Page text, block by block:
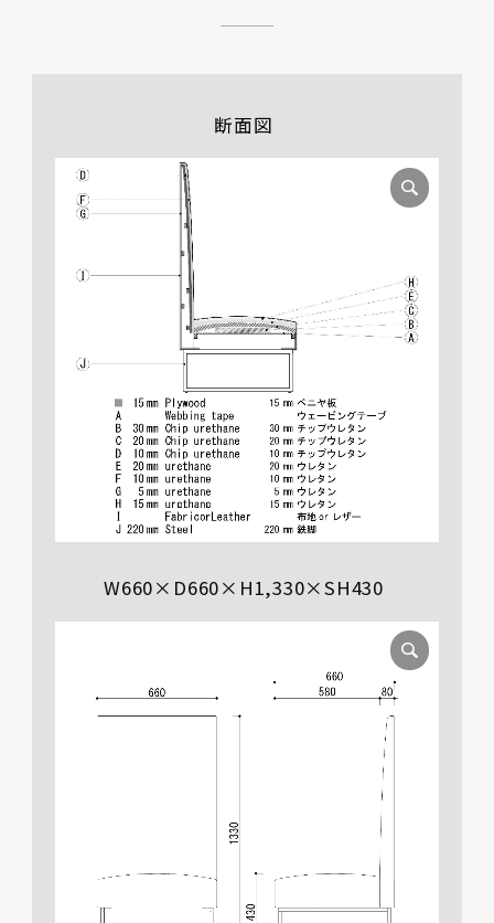
断面図
W660×D660×H1,330×SH430